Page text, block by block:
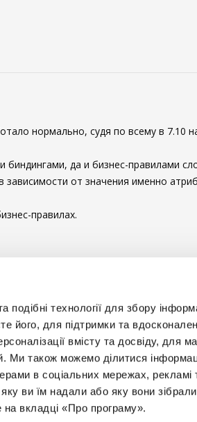
технології для збору
його, для підтримки та
вмісту та досвіду, для
Ми також можемо ділитися
в соціальних мережах, рекламі
ви їм надали або яку вони зібрали
на вкладці «Про програму».
нормально, судя по всему в 7.10
да и бизнес-правилами
от значения именно
правилах.